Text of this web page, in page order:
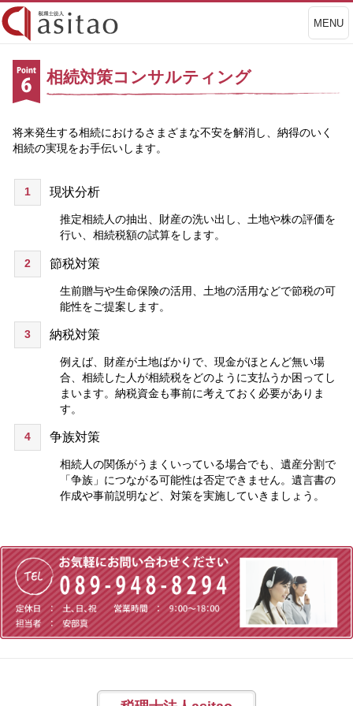
MENU
相続対策コンサルティング
将来発生する相続におけるさまざまな不安を解消し、納得のいく
相続の実現をお手伝いします。
1 現状分析
推定相続人の抽出、財産の洗い出し、土地や株の評価を
行い、相続税額の試算をします。
2 節税対策
生前贈与や生命保険の活用、土地の活用などで節税の可
能性をご提案します。
3 納税対策
例えば、財産が土地ばかりで、現金がほとんど無い場
合、相続した人が相続税をどのように支払うか困ってし
まいます。納税資金も事前に考えておく必要がありま
す。
4 争族対策
相続人の関係がうまくいっている場合でも、遺産分割で
「争族」につながる可能性は否定できません。遺言書の
作成や事前説明など、対策を実施していきましょう。